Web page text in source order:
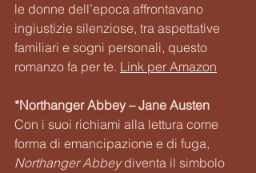
le donne dell’epoca affrontavano
ingiustizie silenziose, tra aspettative
familiari e sogni personali, questo
romanzo fa per te. Link per Amazon
*Northanger Abbey – Jane Austen
Con i suoi richiami alla lettura come
forma di emancipazione e di fuga,
Northanger Abbey diventa il simbolo